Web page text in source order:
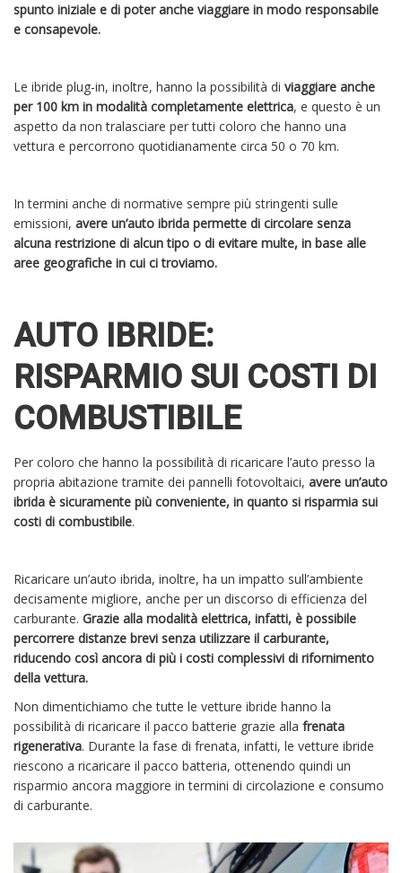
spunto iniziale e di poter anche viaggiare in modo responsabile
e consapevole.
Le ibride plug-in, inoltre, hanno la possibilità di viaggiare anche
per 100 km in modalità completamente elettrica, e questo è un
aspetto da non tralasciare per tutti coloro che hanno una
vettura e percorrono quotidianamente circa 50 o 70 km.
In termini anche di normative sempre più stringenti sulle
emissioni, avere un’auto ibrida permette di circolare senza
alcuna restrizione di alcun tipo o di evitare multe, in base alle
aree geografiche in cui ci troviamo.
AUTO IBRIDE:
RISPARMIO SUI COSTI DI
COMBUSTIBILE
Per coloro che hanno la possibilità di ricaricare l’auto presso la
propria abitazione tramite dei pannelli fotovoltaici, avere un’auto
ibrida è sicuramente più conveniente, in quanto si risparmia sui
costi di combustibile.
Ricaricare un’auto ibrida, inoltre, ha un impatto sull’ambiente
decisamente migliore, anche per un discorso di efficienza del
carburante. Grazie alla modalità elettrica, infatti, è possibile
percorrere distanze brevi senza utilizzare il carburante,
riducendo così ancora di più i costi complessivi di rifornimento
della vettura.
Non dimentichiamo che tutte le vetture ibride hanno la
possibilità di ricaricare il pacco batterie grazie alla frenata
rigenerativa. Durante la fase di frenata, infatti, le vetture ibride
riescono a ricaricare il pacco batteria, ottenendo quindi un
risparmio ancora maggiore in termini di circolazione e consumo
di carburante.